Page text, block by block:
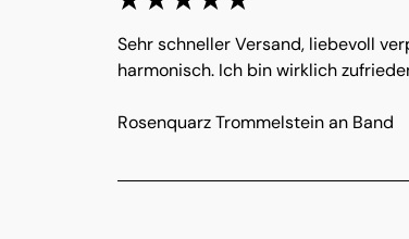
Sehr schneller Versand, liebevoll
harmonisch. Ich bin wirklich
Rosenquarz Trommelstein an Band